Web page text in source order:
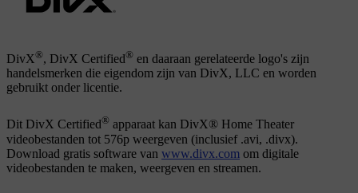
DivX®, DivX Certified® en daaraan gerelateerde logo's zijn
handelsmerken die eigendom zijn van DivX, LLC en worden
gebruikt onder licentie.
Dit DivX Certified® apparaat kan DivX® Home Theater
videobestanden tot 576p weergeven (inclusief .avi, .divx).
Download gratis software van www.divx.com om digitale
videobestanden te maken, weergeven en streamen.